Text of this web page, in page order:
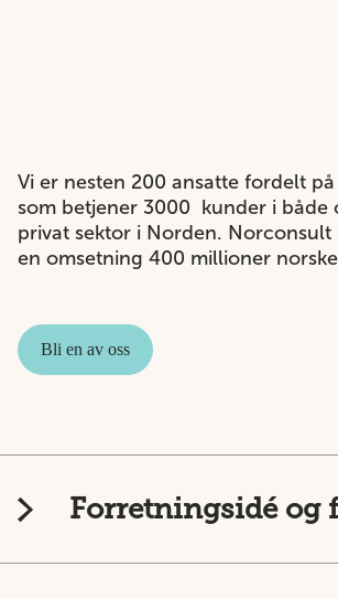
Vi er nesten 200 ansatte fordelt
som betjener 3000 kunder i både
privat sektor i Norden. Norconsult
en omsetning 400 millioner
Bli en av oss
Forretningsidé og